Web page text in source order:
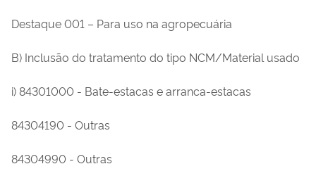
Destaque 001 – Para uso na agropecuária
B) Inclusão do tratamento do tipo NCM/Material usado
i) 84301000 - Bate-estacas e arranca-estacas
84304190 - Outras
84304990 - Outras